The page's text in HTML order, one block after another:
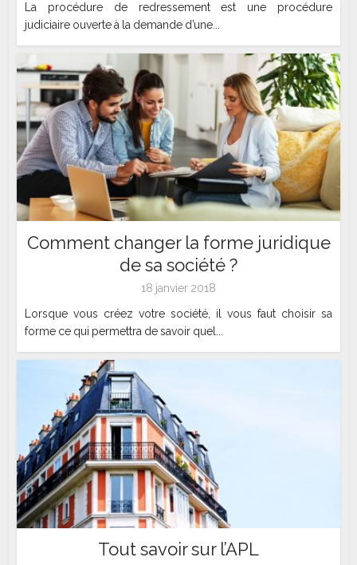
La procédure de redressement est une procédure
judiciaire ouverte à la demande d’une...
Comment changer la forme juridique
de sa société ?
18 janvier 2018
Lorsque vous créez votre société, il vous faut choisir sa
forme ce qui permettra de savoir quel...
Tout savoir sur l’APL